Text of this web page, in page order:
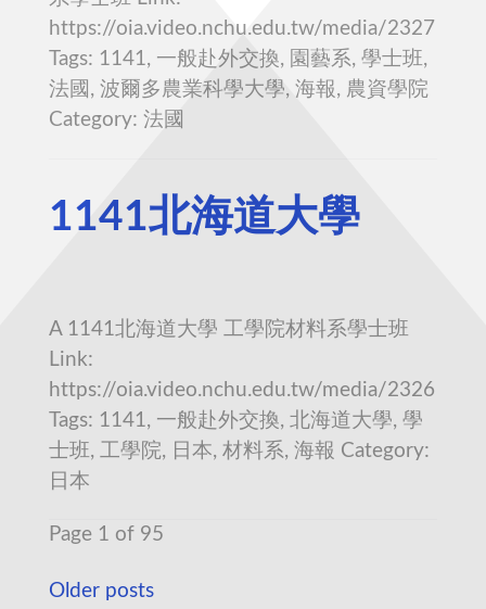
https://oia.video.nchu.edu.tw/media/2327
Tags: 1141, 一般赴外交換, 園藝系, 學士班,
法國, 波爾多農業科學大學, 海報, 農資學院
Category: 法國
1141北海道大學
A 1141北海道大學 工學院材料系學士班
Link:
https://oia.video.nchu.edu.tw/media/2326
Tags: 1141, 一般赴外交換, 北海道大學, 學
士班, 工學院, 日本, 材料系, 海報 Category:
日本
Page 1 of 95
Older posts